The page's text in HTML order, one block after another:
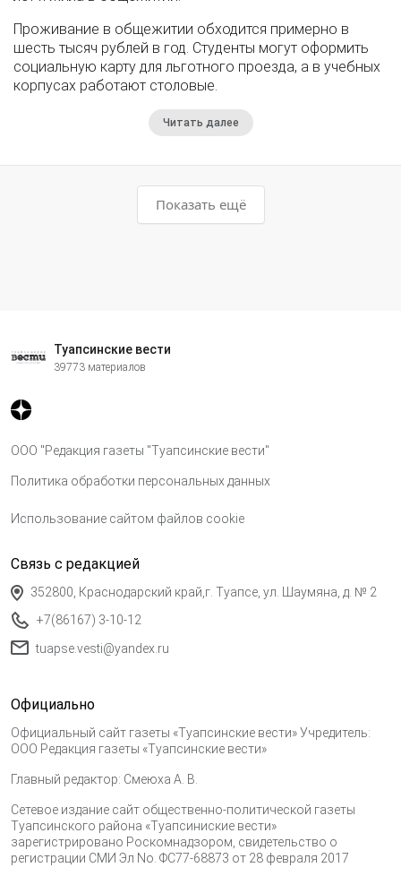
Проживание в общежитии обходится примерно в
шесть тысяч рублей в год. Студенты могут оформить
социальную карту для льготного проезда, а в учебных
корпусах работают столовые.
Читать далее
Показать ещё
Туапсинские вести
39773 материалов
ООО "Редакция газеты "Туапсинские вести"
Политика обработки персональных данных
Использование сайтом файлов cookie
Связь с редакцией
352800, Краснодарский край,г. Туапсе, ул. Шаумяна, д. № 2
+7(86167) 3-10-12
tuapse.vesti@yandex.ru
Официально
Официальный сайт газеты «Туапсинские вести» Учредитель:
ООО Редакция газеты «Туапсинские вести»
Главный редактор: Смеюха А. В.
Сетевое издание сайт общественно-политической газеты
Туапсинского района «Туапсиниские вести»
зарегистрировано Роскомнадзором, свидетельство о
регистрации СМИ Эл No. ФС77-68873 от 28 февраля 2017